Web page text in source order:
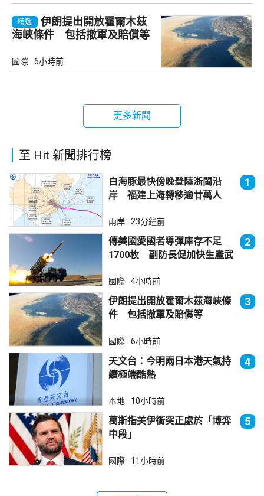
精選
伊朗提出開放霍爾木茲
海峽條件 包括撤軍及賠償等
國際 6小時前
更多新聞
至 Hit 新聞排行榜
白海豚最快傍晚登陸浙閩沿
岸 福建上海轉移逾廿萬人
1
兩岸 23分鐘前
傳美國愛國者導彈庫存不足
1700枚 副防長促加快生產武
2
國際 4小時前
伊朗提出開放霍爾木茲海峽條
件 包括撤軍及賠償等
3
國際 6小時前
天文台：今明兩日本港天氣持
續極端酷熱
4
本地 10小時前
萬斯指美伊衝突正處於「博弈
中段」
5
國際 11小時前